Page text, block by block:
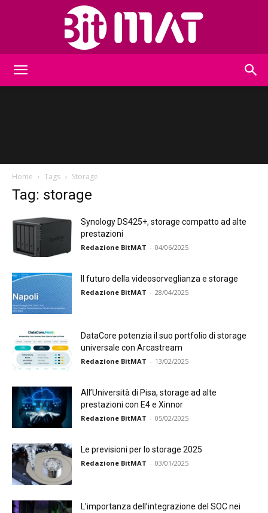
Home Tags Storage
Tag: storage
Synology DS425+, storage compatto ad alte
prestazioni
Redazione BitMAT - 04/06/2025
Il futuro della videosorveglianza e storage
Redazione BitMAT - 28/04/2025
DataCore potenzia il suo portfolio di storage
universale con Arcastream
Redazione BitMAT - 13/02/2025
All’Università di Pisa, storage ad alte
prestazioni con E4 e Xinnor
Redazione BitMAT - 05/02/2025
Le previsioni per lo storage 2025
Redazione BitMAT - 03/01/2025
L’importanza dell’integrazione del SOC nei